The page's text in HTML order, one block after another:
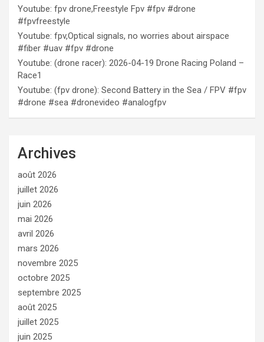
Youtube: fpv drone,Freestyle Fpv #fpv #drone
#fpvfreestyle
Youtube: fpv,Optical signals, no worries about airspace
#fiber #uav #fpv #drone
Youtube: (drone racer): 2026-04-19 Drone Racing Poland –
Race1
Youtube: (fpv drone): Second Battery in the Sea / FPV #fpv
#drone #sea #dronevideo #analogfpv
Archives
août 2026
juillet 2026
juin 2026
mai 2026
avril 2026
mars 2026
novembre 2025
octobre 2025
septembre 2025
août 2025
juillet 2025
juin 2025